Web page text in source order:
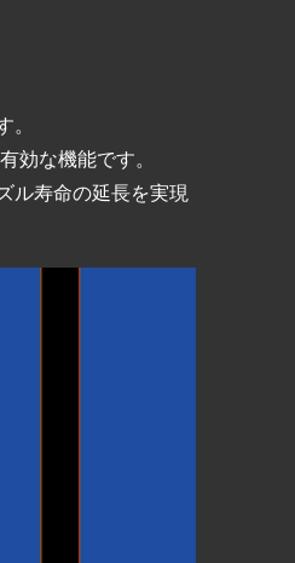
効な機能です。
ル寿命の延長を実現